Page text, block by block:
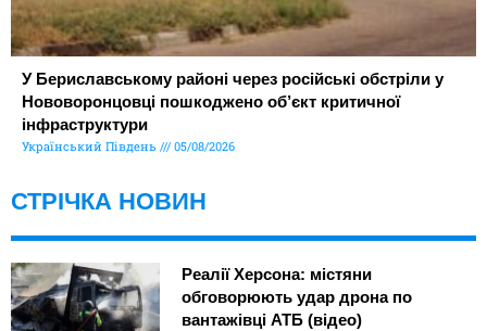
У Бериславському районі через російські обстріли у
Нововоронцовці пошкоджено об’єкт критичної
інфраструктури
Український Південь 05/08/2026
СТРІЧКА НОВИН
Реалії Херсона: містяни
обговорюють удар дрона по
вантажівці АТБ (відео)